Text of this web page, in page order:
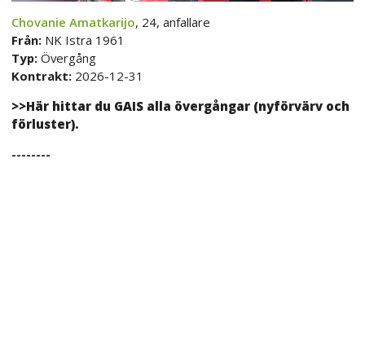
Chovanie Amatkarijo, 24, anfallare
Från: NK Istra 1961
Typ: Övergång
Kontrakt: 2026-12-31
>>Här hittar du GAIS alla övergångar (nyförvärv och
förluster).
--------